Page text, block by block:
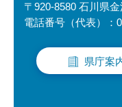
〒920-8580 石川県
電話番号（代表）：
県庁案